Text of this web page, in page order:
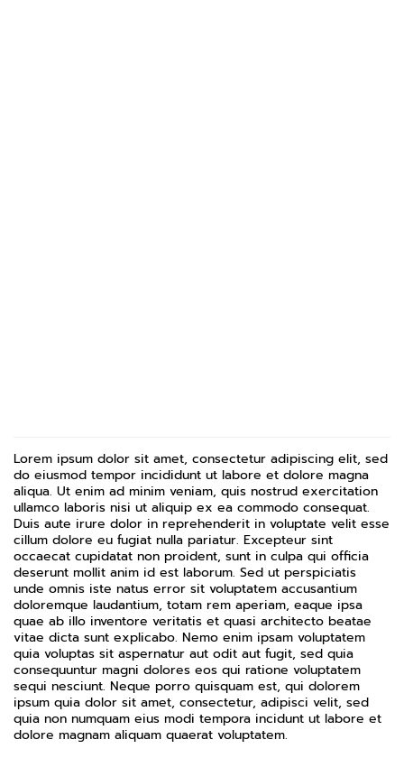
Lorem ipsum dolor sit amet, consectetur adipiscing elit, sed
do eiusmod tempor incididunt ut labore et dolore magna
aliqua. Ut enim ad minim veniam, quis nostrud exercitation
ullamco laboris nisi ut aliquip ex ea commodo consequat.
Duis aute irure dolor in reprehenderit in voluptate velit esse
cillum dolore eu fugiat nulla pariatur. Excepteur sint
occaecat cupidatat non proident, sunt in culpa qui officia
deserunt mollit anim id est laborum. Sed ut perspiciatis
unde omnis iste natus error sit voluptatem accusantium
doloremque laudantium, totam rem aperiam, eaque ipsa
quae ab illo inventore veritatis et quasi architecto beatae
vitae dicta sunt explicabo. Nemo enim ipsam voluptatem
quia voluptas sit aspernatur aut odit aut fugit, sed quia
consequuntur magni dolores eos qui ratione voluptatem
sequi nesciunt. Neque porro quisquam est, qui dolorem
ipsum quia dolor sit amet, consectetur, adipisci velit, sed
quia non numquam eius modi tempora incidunt ut labore et
dolore magnam aliquam quaerat voluptatem.